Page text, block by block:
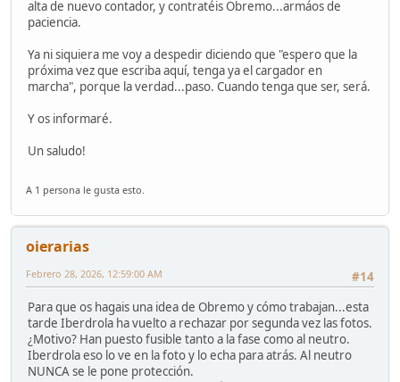
alta de nuevo contador, y contratéis Obremo...armáos de
paciencia.
Ya ni siquiera me voy a despedir diciendo que "espero que la
próxima vez que escriba aquí, tenga ya el cargador en
marcha", porque la verdad...paso. Cuando tenga que ser, será.
Y os informaré.
Un saludo!
A 1 persona le gusta esto.
oierarias
#14
Febrero 28, 2026, 12:59:00 AM
Para que os hagais una idea de Obremo y cómo trabajan...esta
tarde Iberdrola ha vuelto a rechazar por segunda vez las fotos.
¿Motivo? Han puesto fusible tanto a la fase como al neutro.
Iberdrola eso lo ve en la foto y lo echa para atrás. Al neutro
NUNCA se le pone protección.